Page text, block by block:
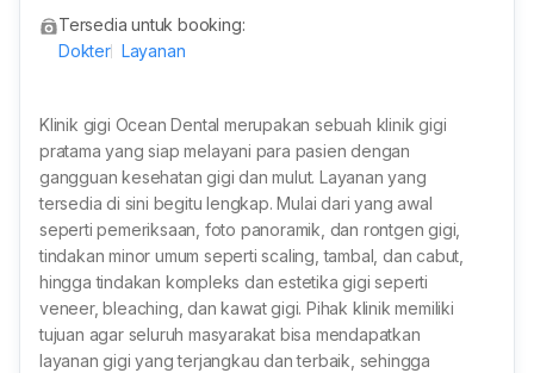
Tersedia untuk booking:
Dokter Layanan
Klinik gigi Ocean Dental merupakan sebuah klinik gigi
pratama yang siap melayani para pasien dengan
gangguan kesehatan gigi dan mulut. Layanan yang
tersedia di sini begitu lengkap. Mulai dari yang awal
seperti pemeriksaan, foto panoramik, dan rontgen gigi,
tindakan minor umum seperti scaling, tambal, dan cabut,
hingga tindakan kompleks dan estetika gigi seperti
veneer, bleaching, dan kawat gigi. Pihak klinik memiliki
tujuan agar seluruh masyarakat bisa mendapatkan
layanan gigi yang terjangkau dan terbaik, sehingga